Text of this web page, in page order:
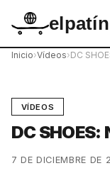
Inicio›Vídeos›DC
VÍDEOS
DC
7 DE DICIEMBRE DE